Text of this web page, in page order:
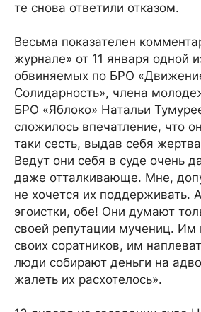
те снова ответили отказом.
Весьма показателен
журнале» от 11 января одной
обвиняемых по БРО
Солидарность», члена
БРО «Яблоко» Натальи
сложилось впечатление, что
таки сесть, выдав себя
Ведут они себя в суде очень
даже отталкивающе. Мне,
не хочется их поддерживать.
эгоистки, обе! Они думают
своей репутации мучениц. Им
своих соратников, им
люди собирают деньги на
жалеть их расхотелось».